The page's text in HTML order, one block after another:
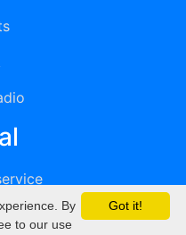
Got it!
By
to our use